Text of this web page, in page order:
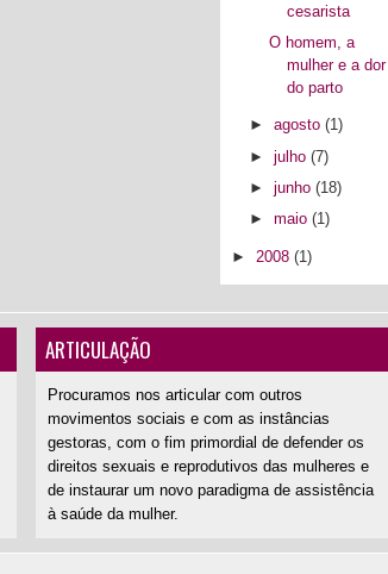
cesarista
O homem, a
mulher e a dor
do parto
►agosto(1)
►julho(7)
►junho(18)
►maio(1)
► 2008 (1)
ARTICULAÇÃO
Procuramos nos articular com outros
movimentos sociais e com as instâncias
gestoras, com o fim primordial de defender os
direitos sexuais e reprodutivos das mulheres e
de instaurar um novo paradigma de assistência
à saúde da mulher.